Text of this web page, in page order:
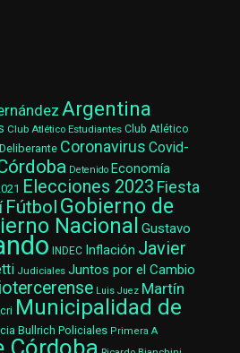
Argentina
Club Atlético Estudiantes Club Atlético
Coronavirus Covid-
Detenido Economía
Elecciones 2023 Fiesta
Fútbol Gobierno de
Nacional Gustavo
INDEC Inflación Javier
Judiciales Juntos por el Cambio
Luis Juez Martín
Municipalidad de
Bullrich Policiales Primera A